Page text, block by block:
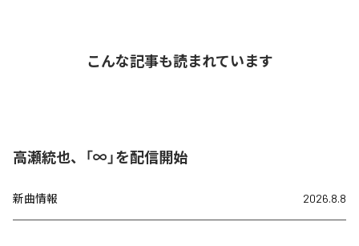
こんな記事も読まれています
高瀬統也、「∞」を配信開始
新曲情報 2026.8.8